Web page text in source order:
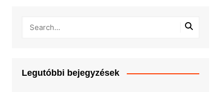
Legutóbbi bejegyzések